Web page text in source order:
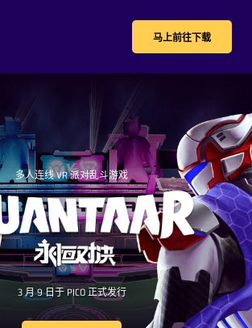
马上前往下载
多人连线 VR 派对乱斗游戏
3 月 9 日于 PICO 正式发行